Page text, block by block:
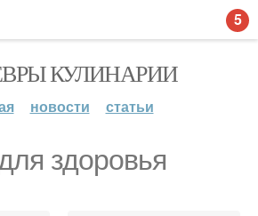
КУЛИНАРИИ
новости статьи
здоровья
5